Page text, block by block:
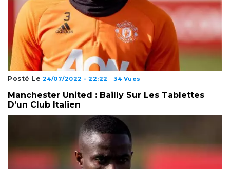
Posté Le 24/07/2022 - 22:22 34 Vues
Manchester United : Bailly Sur Les Tablettes
D’un Club Italien